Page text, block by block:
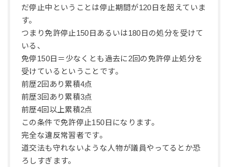
だ停止中ということは停止期間が120日を超えていま
す。
つまり免許停止150日あるいは180日の処分を受けて
いる、
免停150日＝少なくとも過去に2回の免許停止処分を
受けているということです。
前歴2回あり累積4点
前歴3回あり累積3点
前歴4回以上累積2点
この条件で免許停止150日になります。
完全な違反常習者です。
道交法も守れないような人物が議員やってるとか恐
ろしすぎます。